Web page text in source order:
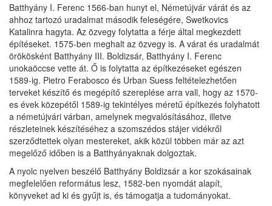
Batthyány I. Ferenc 1566-ban hunyt el, Németújvár várát és az
ahhoz tartozó uradalmat második feleségére, Swetkovics
Katalinra hagyta. Az özvegy folytatta a férje által megkezdett
építéseket. 1575-ben meghalt az özvegy is. A várat és uradalmát
örökösként Batthyány III. Boldizsár, Batthyány I. Ferenc
unokaöccse vette át. Ő is folytatta az építkezéseket egészen
1589-ig. Pietro Ferabosco és Urban Suess feltételezhetően
terveket készítő és megépítő szereplése arra vall, hogy az 1570-
es évek közepétől 1589-ig tekintélyes méretű építkezés folyhatott
a németújvári várban, amelynek megvalósításához, illetve
részleteinek készítéséhez a szomszédos stájer vidékről
szerződtettek olyan mestereket, akik közül többen már az azt
megelőző időben is a Batthyányaknak dolgoztak.
A nyolc nyelven beszélő Batthyány Boldizsár a kor szokásainak
megfelelően református lesz, 1582-ben nyomdát alapít,
könyveket ad ki és gyűjt is, és támogatja a tudományokat.